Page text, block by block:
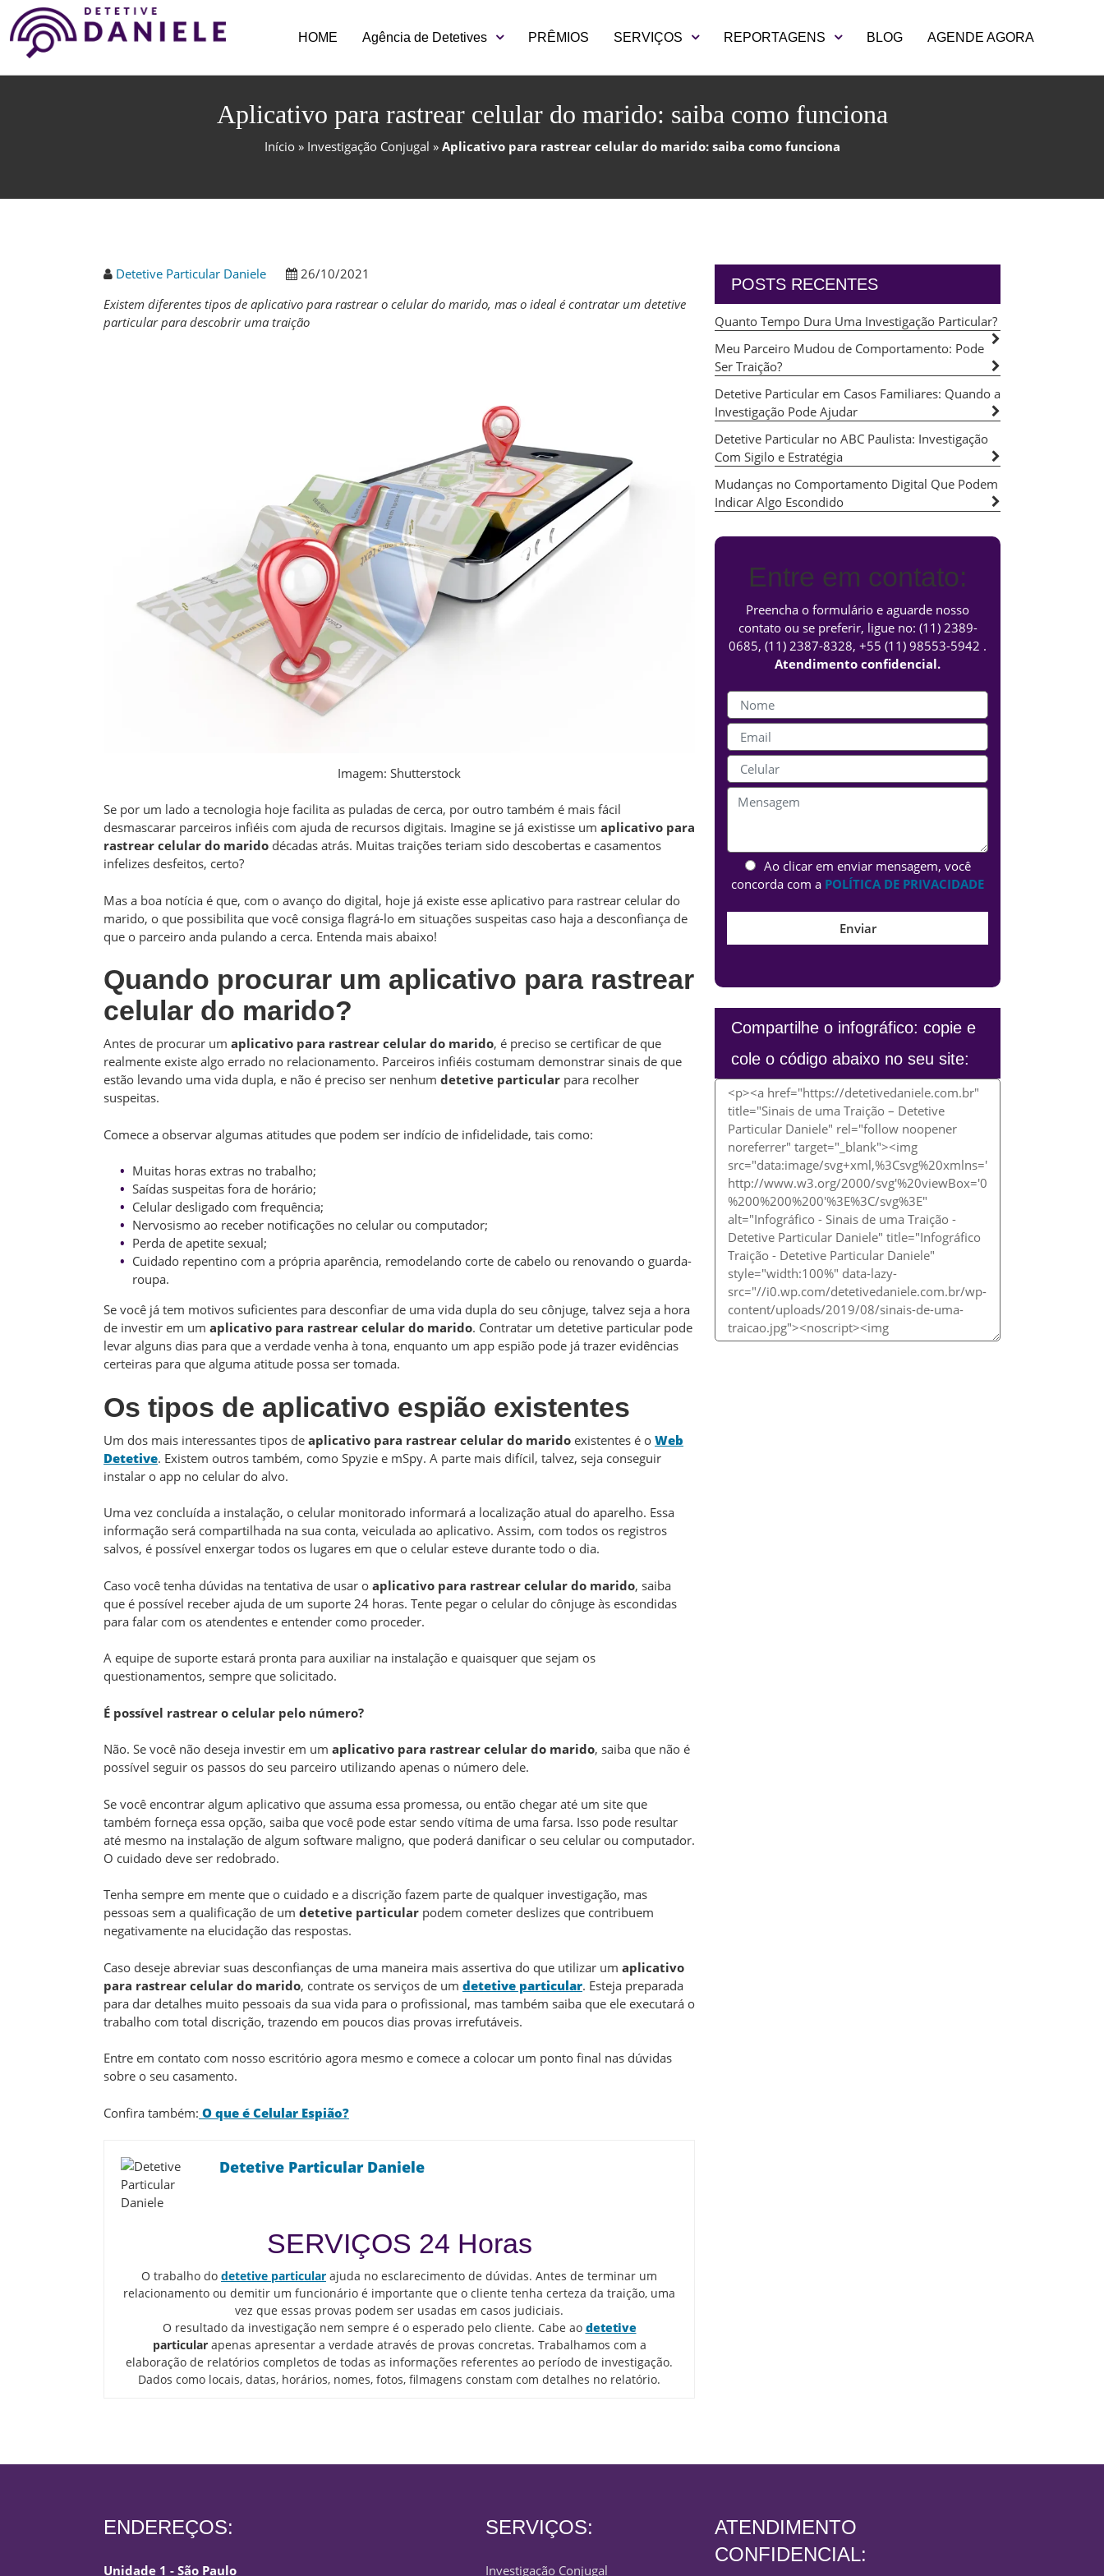
HOME Agência de Detetives PRÊMIOS SERVIÇOS REPORTAGENS BLOG AGENDE AGORA
Aplicativo para rastrear celular do marido: saiba como funciona
Início» Investigação Conjugal » Aplicativo para rastrear celular do marido: saiba como funciona
Detetive Particular Daniele
26/10/2021
Existem diferentes tipos de aplicativo para rastrear o celular do marido, mas o ideal é contratar um detetive
particular para descobrir uma traição
Imagem: Shutterstock
Se por um lado a tecnologia hoje facilita as puladas de cerca, por outro também é mais fácil
desmascarar parceiros infiéis com ajuda de recursos digitais. Imagine se já existisse um aplicativo para
rastrear celular do marido décadas atrás. Muitas traições teriam sido descobertas e casamentos
infelizes desfeitos, certo?
Mas a boa notícia é que, com o avanço do digital, hoje já existe esse aplicativo para rastrear celular do
marido, o que possibilita que você consiga flagrá-lo em situações suspeitas caso haja a desconfiança de
que o parceiro anda pulando a cerca. Entenda mais abaixo!
Quando procurar um aplicativo para rastrear
celular do marido?
Antes de procurar um aplicativo para rastrear celular do marido, é preciso se certificar de que
realmente existe algo errado no relacionamento. Parceiros infiéis costumam demonstrar sinais de que
estão levando uma vida dupla, e não é preciso ser nenhum detetive particular para recolher
suspeitas.
Comece a observar algumas atitudes que podem ser indício de infidelidade, tais como:
Muitas horas extras no trabalho;
Saídas suspeitas fora de horário;
Celular desligado com frequência;
Nervosismo ao receber notificações no celular ou computador;
Perda de apetite sexual;
Cuidado repentino com a própria aparência, remodelando corte de cabelo ou renovando o guarda-
roupa.
Se você já tem motivos suficientes para desconfiar de uma vida dupla do seu cônjuge, talvez seja a hora
de investir em um aplicativo para rastrear celular do marido. Contratar um detetive particular pode
levar alguns dias para que a verdade venha à tona, enquanto um app espião pode já trazer evidências
certeiras para que alguma atitude possa ser tomada.
Os tipos de aplicativo espião existentes
Um dos mais interessantes tipos de aplicativo para rastrear celular do marido existentes é o Web
Detetive. Existem outros também, como Spyzie e mSpy. A parte mais difícil, talvez, seja conseguir
instalar o app no celular do alvo.
Uma vez concluída a instalação, o celular monitorado informará a localização atual do aparelho. Essa
informação será compartilhada na sua conta, veiculada ao aplicativo. Assim, com todos os registros
salvos, é possível enxergar todos os lugares em que o celular esteve durante todo o dia.
Caso você tenha dúvidas na tentativa de usar o aplicativo para rastrear celular do marido, saiba
que é possível receber ajuda de um suporte 24 horas. Tente pegar o celular do cônjuge às escondidas
para falar com os atendentes e entender como proceder.
A equipe de suporte estará pronta para auxiliar na instalação e quaisquer que sejam os
questionamentos, sempre que solicitado.
É possível rastrear o celular pelo número?
Não. Se você não deseja investir em um aplicativo para rastrear celular do marido, saiba que não é
possível seguir os passos do seu parceiro utilizando apenas o número dele.
Se você encontrar algum aplicativo que assuma essa promessa, ou então chegar até um site que
também forneça essa opção, saiba que você pode estar sendo vítima de uma farsa. Isso pode resultar
até mesmo na instalação de algum software maligno, que poderá danificar o seu celular ou computador.
O cuidado deve ser redobrado.
Tenha sempre em mente que o cuidado e a discrição fazem parte de qualquer investigação, mas
pessoas sem a qualificação de um detetive particular podem cometer deslizes que contribuem
negativamente na elucidação das respostas.
Caso deseje abreviar suas desconfianças de uma maneira mais assertiva do que utilizar um aplicativo
para rastrear celular do marido, contrate os serviços de um detetive particular. Esteja preparada
para dar detalhes muito pessoais da sua vida para o profissional, mas também saiba que ele executará o
trabalho com total discrição, trazendo em poucos dias provas irrefutáveis.
Entre em contato com nosso escritório agora mesmo e comece a colocar um ponto final nas dúvidas
sobre o seu casamento.
Confira também: O que é Celular Espião?
Detetive Particular Daniele
SERVIÇOS 24 Horas
O trabalho do detetive particular ajuda no esclarecimento de dúvidas. Antes de terminar um
relacionamento ou demitir um funcionário é importante que o cliente tenha certeza da traição, uma
vez que essas provas podem ser usadas em casos judiciais.
O resultado da investigação nem sempre é o esperado pelo cliente. Cabe ao detetive
particularapenas apresentar a verdade através de provas concretas. Trabalhamos com a
elaboração de relatórios completos de todas as informações referentes ao período de investigação.
Dados como locais, datas, horários, nomes, fotos, filmagens constam com detalhes no relatório.
POSTS RECENTES
Quanto Tempo Dura Uma Investigação Particular?
Meu Parceiro Mudou de Comportamento: Pode
Ser Traição?
Detetive Particular em Casos Familiares: Quando a
Investigação Pode Ajudar
Detetive Particular no ABC Paulista: Investigação
Com Sigilo e Estratégia
Mudanças no Comportamento Digital Que Podem
Indicar Algo Escondido
Entre em contato:
Preencha o formulário e aguarde nosso
contato ou se preferir, ligue no: (11) 2389-
0685, (11) 2387-8328, +55 (11) 98553-5942 .
Atendimento confidencial.
Ao clicar em enviar mensagem, você
concorda com a POLÍTICA DE PRIVACIDADE
Compartilhe o infográfico: copie e
cole o código abaixo no seu site:
ENDEREÇOS:
Unidade 1 - São Paulo
SERVIÇOS:
Investigação Conjugal
ATENDIMENTO
CONFIDENCIAL: